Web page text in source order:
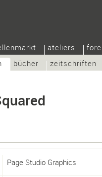
ateliers
bücher zeitschriften
Page Studio Graphics